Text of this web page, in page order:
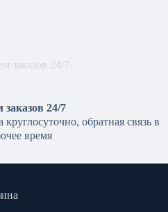
24/7
обратная связь в
время